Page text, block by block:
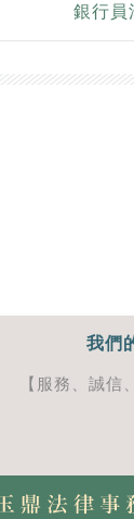
銀行員
我們
【服務、誠信